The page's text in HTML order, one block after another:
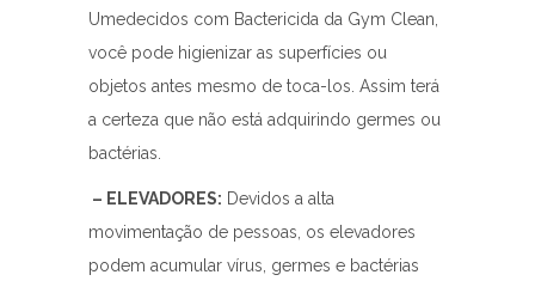
Umedecidos com Bactericida da Gym Clean,
você pode higienizar as superfícies ou
objetos antes mesmo de toca-los. Assim terá
a certeza que não está adquirindo germes ou
bactérias.
– ELEVADORES: Devidos a alta
movimentação de pessoas, os elevadores
podem acumular vírus, germes e bactérias